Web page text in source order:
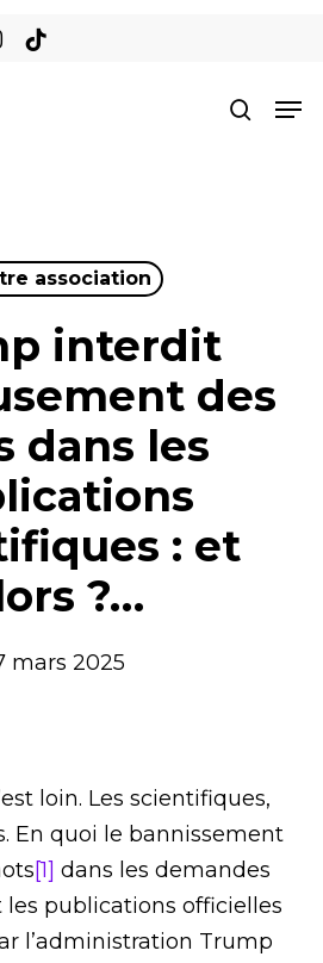
association
interdit
des
dans les
: et
?…
mars 2025
loin. Les scientifiques,
En quoi le bannissement
[1] dans les demandes
publications officielles
l’administration Trump
le